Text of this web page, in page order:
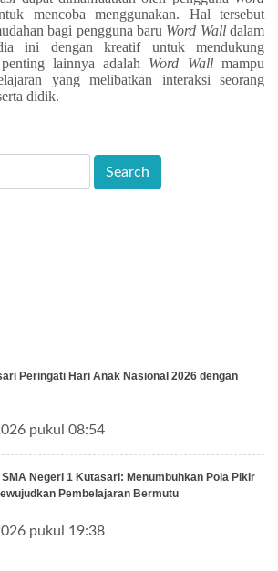
mencoba menggunakan. Hal tersebut
bagi pengguna baru Word Walldalam
ini dengan kreatif untuk mendukung
lainnya adalah Word Wallmampu
yang melibatkan interaksi seorang
didik.
Peringati Hari Anak Nasional 2026 dengan
pukul 08:54
SMA Negeri 1 Kutasari: Menumbuhkan Pola Pikir
Pembelajaran Bermutu
pukul 19:38